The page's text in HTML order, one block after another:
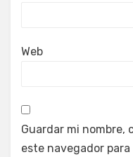
Web
Guardar mi nombre,
este navegador